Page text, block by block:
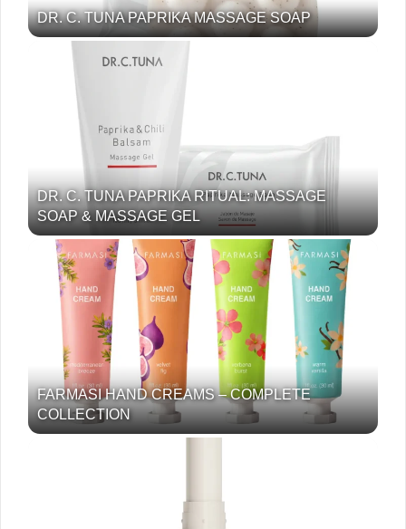
DR. C. TUNA PAPRIKA MASSAGE SOAP
DR. C. TUNA PAPRIKA RITUAL: MASSAGE
SOAP & MASSAGE GEL
FARMASI HAND CREAMS – COMPLETE
COLLECTION